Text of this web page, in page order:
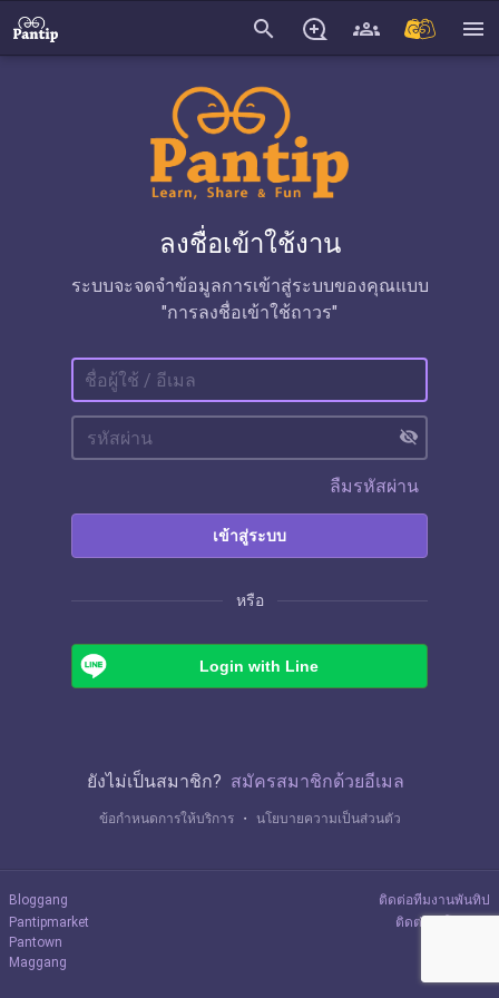
search menu
ลงชื่อเข้าใช้งาน
ระบบจะจดจำข้อมูลการเข้าสู่ระบบของคุณแบบ
"การลงชื่อเข้าใช้ถาวร"
visibility_off
ลืมรหัสผ่าน
เข้าสู่ระบบ
หรือ
Login with Line
ยังไม่เป็นสมาชิก? สมัครสมาชิกด้วยอีเมล
ข้อกำหนดการให้บริการ ・ นโยบายความเป็นส่วนตัว
Bloggang
Pantipmarket
Pantown
Maggang
ติดต่อทีมงานพันทิป
ติดต่อลงโฆษณา